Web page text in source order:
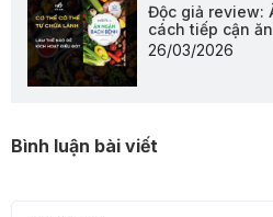
Độc giả review:
cách tiếp cận
26/03/2026
Bình luận bài viết